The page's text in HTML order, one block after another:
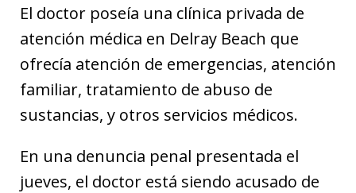
El doctor poseía una clínica privada de
atención médica en Delray Beach que
ofrecía atención de emergencias, atención
familiar, tratamiento de abuso de
sustancias, y otros servicios médicos.
En una denuncia penal presentada el
jueves, el doctor está siendo acusado de